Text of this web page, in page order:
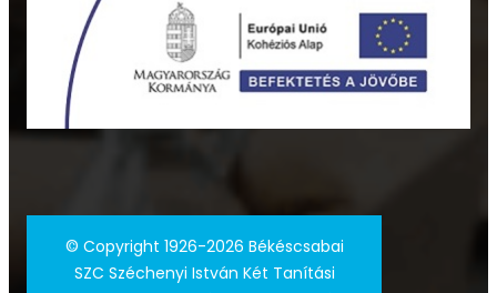
© Copyright 1926-2026 Békéscsabai
SZC Széchenyi István Két Tanítási